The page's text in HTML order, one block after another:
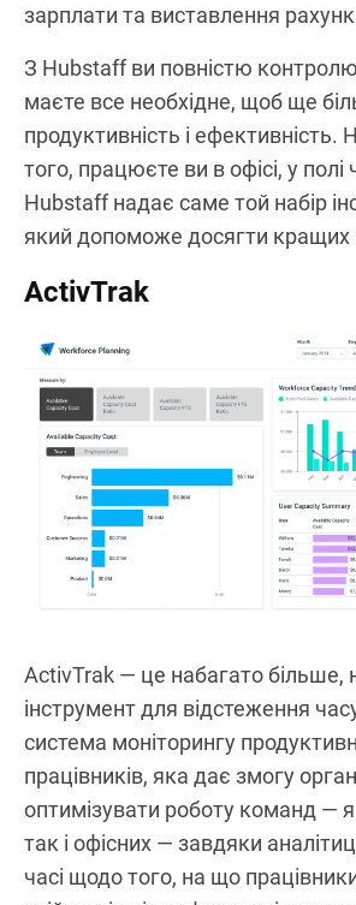
зарплати та виставлення
З Hubstaff ви повністю
маєте все необхідне, щоб ще
продуктивність і ефективність.
того, працюєте ви в офісі, у
Hubstaff надає саме той набір
який допоможе досягти кращих
ActivTrak
ActivTrak — це набагато більше,
інструмент для відстеження
система моніторингу
працівників, яка дає змогу
оптимізувати роботу команд —
так і офісних — завдяки
часі щодо того, на що